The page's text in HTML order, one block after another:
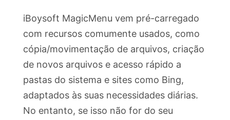
iBoysoft MagicMenu vem pré-carregado
com recursos comumente usados, como
cópia/movimentação de arquivos, criação
de novos arquivos e acesso rápido a
pastas do sistema e sites como Bing,
adaptados às suas necessidades diárias.
No entanto, se isso não for do seu